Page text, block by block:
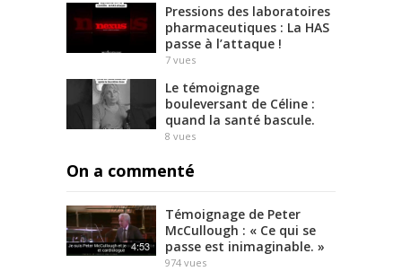
Pressions des laboratoires
pharmaceutiques : La HAS
passe à l’attaque !
7 vues
Le témoignage
bouleversant de Céline :
quand la santé bascule.
8 vues
On a commenté
4:53
Témoignage de Peter
McCullough : « Ce qui se
passe est inimaginable. »
974 vues